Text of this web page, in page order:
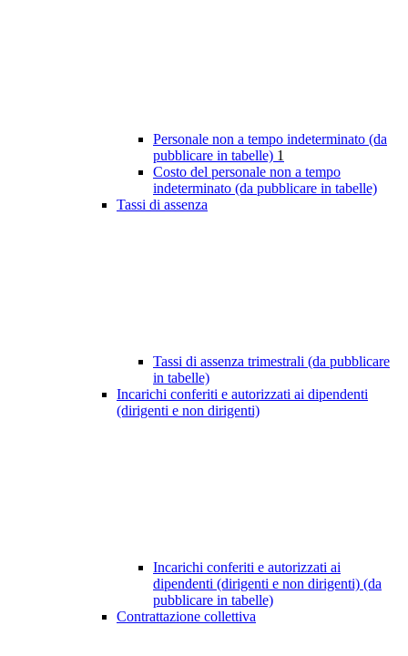
Personale non a tempo indeterminato (da
pubblicare in tabelle) 1
Costo del personale non a tempo
indeterminato (da pubblicare in tabelle)
Tassi di assenza
Tassi di assenza trimestrali (da pubblicare
in tabelle)
Incarichi conferiti e autorizzati ai dipendenti
(dirigenti e non dirigenti)
Incarichi conferiti e autorizzati ai
dipendenti (dirigenti e non dirigenti) (da
pubblicare in tabelle)
Contrattazione collettiva